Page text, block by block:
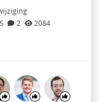
2 2084